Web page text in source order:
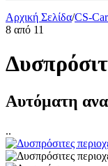
Αρχική Σελίδα/CS-
8 από 11
Aυτόματη
..